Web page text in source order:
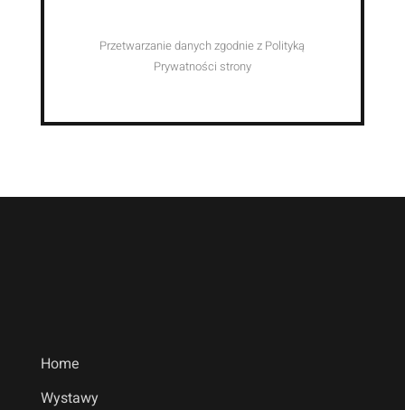
Przetwarzanie danych zgodnie z Polityką
Prywatności strony
Home
Wystawy